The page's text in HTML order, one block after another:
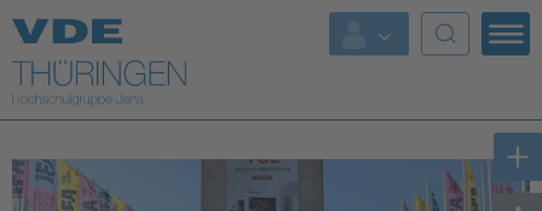
Top Themen
Fokusthemen
Energy